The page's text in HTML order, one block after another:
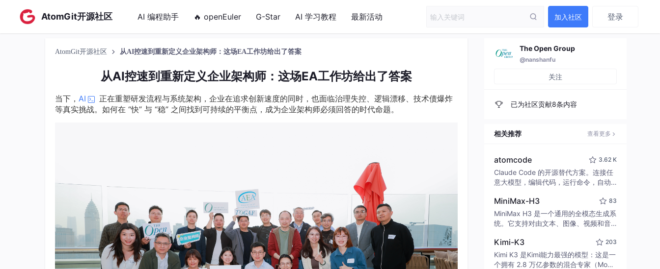
AtomGit开源社区 AI 编程助手 🔥 openEuler G-Star AI 学习教程 最新活动 加入社区 登录
AtomGit开源社区 从AI控速到重新定义企业架构师：这场EA工作坊给出了答案
从AI控速到重新定义企业架构师：这场EA工作坊给出了答案
当下， AI
正在重塑研发流程与系统架构，企业在追求创新速度的同时，也面临治理失控、逻辑漂移、技术债爆炸
等真实挑战。如何在 “快” 与 “稳” 之间找到可持续的平衡点，成为企业架构师必须回答的时代命题。
The Open Group
@nanshanfu
关注
已为社区贡献8条内容
相关推荐 查看更多
atomcode 3.62 K
Claude Code 的开源替代方案。连接任
意大模型，编辑代码，运行命令，自动
致性能。 ｜ An open-source alternativ
e to Claude Code. Connect any LLM,
edit code, run commands, and verify
MiniMax-H3 83
MiniMax H3 是一个通用的全模态生成系
统。它支持对由文本、图像、视频和音
并能生成分辨率高达 2K、时长可达 15
秒的带原生立体声音频的视频。得益于
面向任务泛化的系统设计，H3 在预训练
Kimi-K3 203
Kimi K3 是Kimi能力最强的模型：这是一
个拥有 2.8 万亿参数的混合专家（Mo